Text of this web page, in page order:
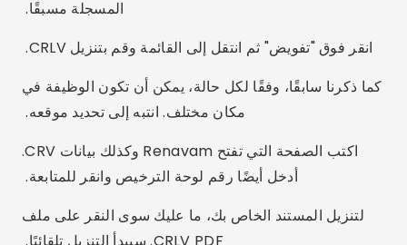
في حالة الهواتف المحمولة، يجب الانتباه إلى الدليل الذي يتم
حفظ التنزيلات فيه. على الكمبيوتر فمن الممكن اختيار
الموقع.